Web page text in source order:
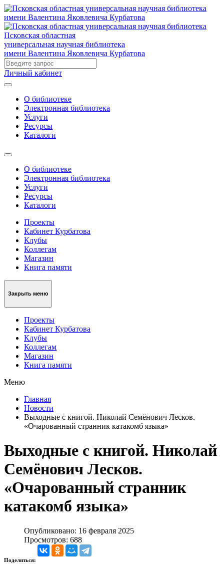
Псковская областная
универсальная научная библиотека
имени Валентина Яковлевича Курбатова
Личный кабинет
О библиотеке
Электронная библиотека
Услуги
Ресурсы
Каталоги
О библиотеке
Электронная библиотека
Услуги
Ресурсы
Каталоги
Проекты
Кабинет Курбатова
Клубы
Коллегам
Магазин
Книга памяти
Закрыть меню
Проекты
Кабинет Курбатова
Клубы
Коллегам
Магазин
Книга памяти
Меню
Главная
Новости
Выходные с книгой. Николай Семёнович Лесков.
«Очарованный странник катакомб языка»
Выходные с книгой. Николай
Семёнович Лесков.
«Очарованный странник
катакомб языка»
Опубликовано: 16 февраля 2025
Просмотров: 688
Поделиться: